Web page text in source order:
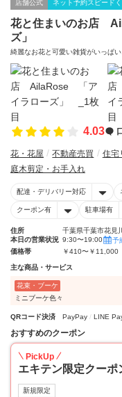
店舗公式 ネット予約スピード
花と住まいのお店
ズ」
綺麗なお花と可愛い雑貨がいっぱ
4.03
花・花屋 不動産売買
住宅
庭木剪定・お手入れ
配達・デリバリー対応
クーポン有 駐車場有
住所
千葉県千葉市花見
本日の営業状況 9:30〜19:00
予
価格帯
￥410〜￥11,000
主な商品・サービス
花束・ブーケ
ミニブーケ色々
QRコード決済 PayPay LINE
おすすめのクーポン
PickUp
エキテン限定クーポ
新規限定